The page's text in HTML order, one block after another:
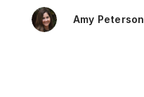
Amy Peterson